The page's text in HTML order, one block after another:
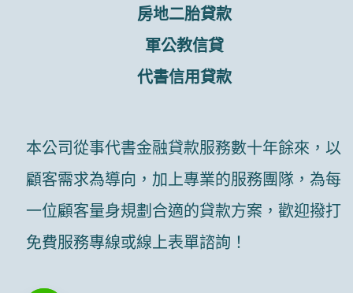
房地二胎貸款
軍公教信貸
代書信用貸款
本公司從事代書金融貸款服務數十年餘來，以
顧客需求為導向，加上專業的服務團隊，為每
一位顧客量身規劃合適的貸款方案，歡迎撥打
免費服務專線或線上表單諮詢！